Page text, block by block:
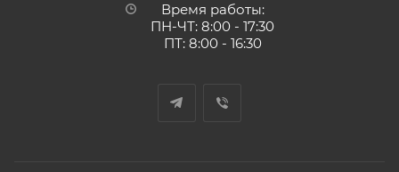
Время работы:
ПН-ЧТ: 8:00 - 17:30
ПТ: 8:00 - 16:30